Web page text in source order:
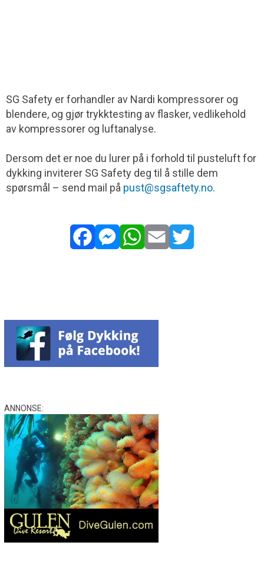
SG Safety er forhandler av Nardi kompressorer og
blendere, og gjør trykktesting av flasker, vedlikehold
av kompressorer og luftanalyse.
Dersom det er noe du lurer på i forhold til pusteluft for
dykking inviterer SG Safety deg til å stille dem
spørsmål – send mail på pust@sgsaftety.no.
ANNONSE: